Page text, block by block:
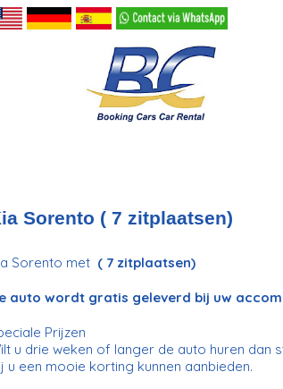
Sorento ( 7 zitplaatsen)
Sorento met ( 7 zitplaatsen)
auto wordt gratis geleverd bij uw
Prijzen
u drie weken of langer de auto huren dan
u een mooie korting kunnen aanbieden.